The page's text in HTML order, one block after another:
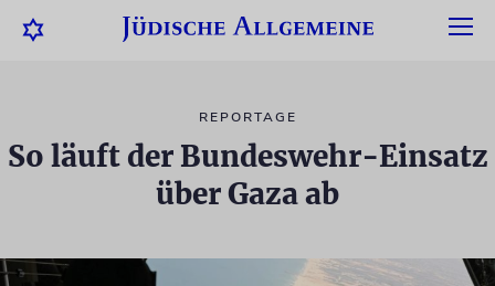
REPORTAGE
So läuft der Bundeswehr-Einsatz
über Gaza ab